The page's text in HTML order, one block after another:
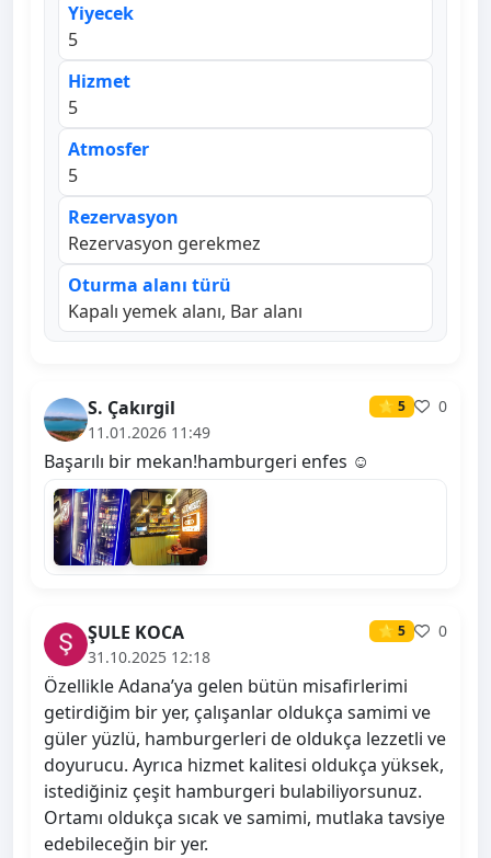
Yiyecek
5
Hizmet
5
Atmosfer
5
Rezervasyon
Rezervasyon gerekmez
Oturma alanı türü
Kapalı yemek alanı, Bar alanı
S. Çakırgil ⭐ 5
0
11.01.2026 11:49
Başarılı bir mekan!hamburgeri enfes ☺️
ŞULE KOCA ⭐ 5
0
31.10.2025 12:18
Özellikle Adana’ya gelen bütün misafirlerimi
getirdiğim bir yer, çalışanlar oldukça samimi ve
güler yüzlü, hamburgerleri de oldukça lezzetli ve
doyurucu. Ayrıca hizmet kalitesi oldukça yüksek,
istediğiniz çeşit hamburgeri bulabiliyorsunuz.
Ortamı oldukça sıcak ve samimi, mutlaka tavsiye
edebileceğin bir yer.